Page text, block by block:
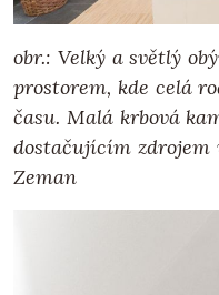
obr.: Velký a světlý
prostorem, kde celá
času. Malá krbová
dostačujícím
Zeman